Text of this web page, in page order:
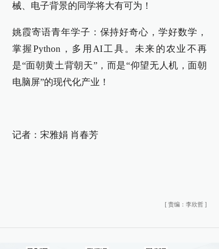
械、电子背景的同学将大有可为！
姚霞寄语青年学子：保持好奇心，学好数学，
掌握Python，多用AI工具。未来的农业不再
是“面朝黄土背朝天”，而是“仰望无人机，面朝
电脑屏”的现代化产业！
记者：宋雅娟 肖春芳
[ 责编：李欣哲 ]